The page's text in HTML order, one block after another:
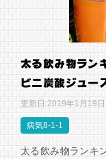
太る飲み物ラン
ビニ炭酸ジュー
更新日:2019年1月19日
病気8-1-1
太る飲み物ランキ